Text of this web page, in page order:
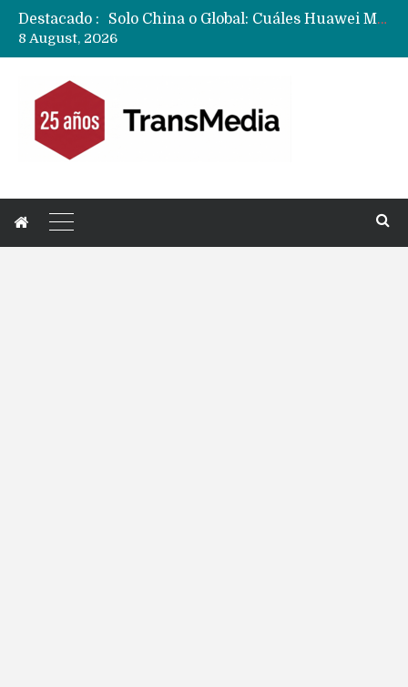
Destacado :
Data Centers de Huawei en Chile, México, Brasil,Perú y Argentina podrían verse afectados por arremetida de EE.UU
8 August, 2026